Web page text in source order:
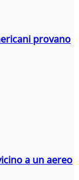
provano
a un aereo